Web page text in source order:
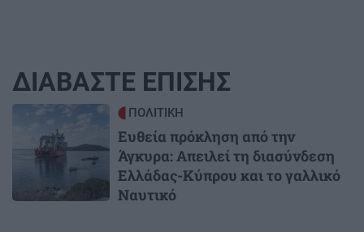
ΔΙΑΒΑΣΤΕ ΕΠΙΣΗΣ
ΠΟΛΙΤΙΚΗ
Ευθεία πρόκληση από την
Άγκυρα: Απειλεί τη διασύνδεση
Ελλάδας-Κύπρου και το γαλλικό
Ναυτικό